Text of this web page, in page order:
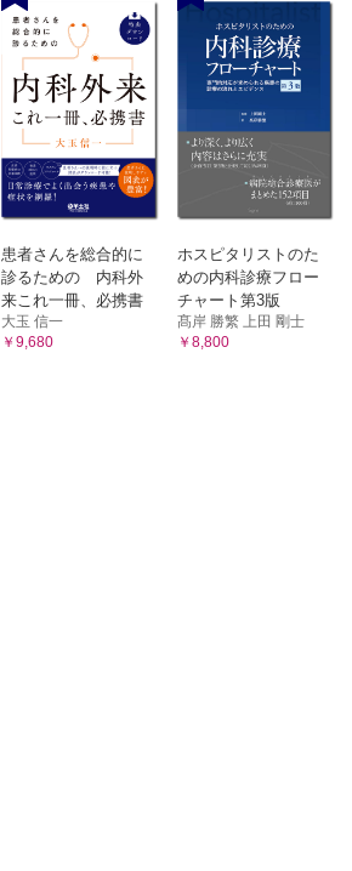
患者さんを総合的に
診るための 内科外
来これ一冊、必携書
大玉 信一
￥9,680
ホスピタリストのた
めの内科診療フロー
チャート第3版
髙岸 勝繁 上田 剛士
￥8,800